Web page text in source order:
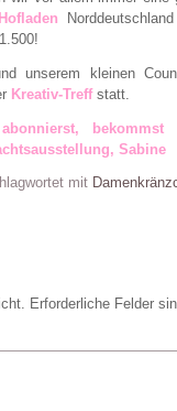
unserem kleinen
Kreativ-Treff statt.
Sabine
mit
Erforderliche Felder